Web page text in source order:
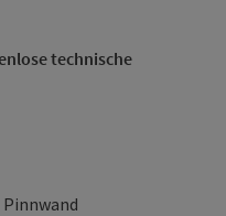
technische